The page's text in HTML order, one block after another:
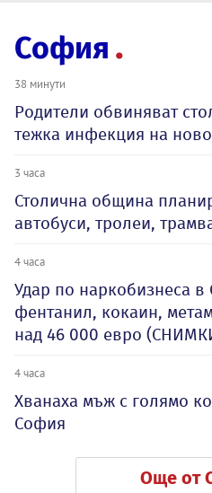
София
38 минути
Родители обвиняват
тежка инфекция на
3 часа
Столична община
автобуси, тролеи,
4 часа
Удар по наркобизнеса в
фентанил, кокаин,
над 46 000 евро
4 часа
Хванаха мъж с голямо
София
Още от